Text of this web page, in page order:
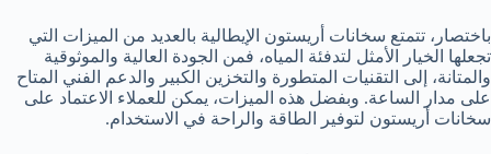
باختصار، تتمتع سخانات أريستون الإيطالية بالعديد من الميزات التي
تجعلها الخيار الأمثل لتدفئة المياه، فمن الجودة العالية والموثوقية
والمتانة، إلى التقنيات المتطورة والتخزين الكبير والدعم الفني المتاح
على مدار الساعة. وبفضل هذه الميزات، يمكن للعملاء الاعتماد على
سخانات أريستون لتوفير الطاقة والراحة في الاستخدام.